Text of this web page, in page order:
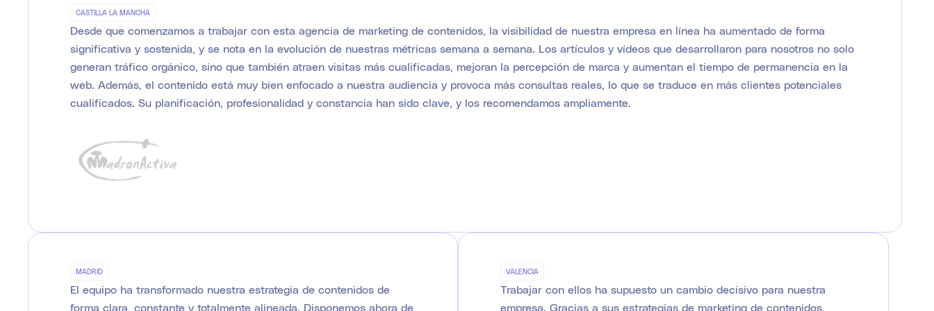
CASTILLA LA MANCHA
Desde que comenzamos a trabajar con esta agencia de marketing de contenidos, la visibilidad de nuestra empresa en línea ha aumentado de forma
significativa y sostenida, y se nota en la evolución de nuestras métricas semana a semana. Los artículos y vídeos que desarrollaron para nosotros no solo
generan tráfico orgánico, sino que también atraen visitas más cualificadas, mejoran la percepción de marca y aumentan el tiempo de permanencia en la
web. Además, el contenido está muy bien enfocado a nuestra audiencia y provoca más consultas reales, lo que se traduce en más clientes potenciales
cualificados. Su planificación, profesionalidad y constancia han sido clave, y los recomendamos ampliamente.
MADRID
El equipo ha transformado nuestra estrategia de contenidos de
forma clara, constante y totalmente alineada. Disponemos ahora de
VALENCIA
Trabajar con ellos ha supuesto un cambio decisivo para nuestra
empresa. Gracias a sus estrategias de marketing de contenidos,